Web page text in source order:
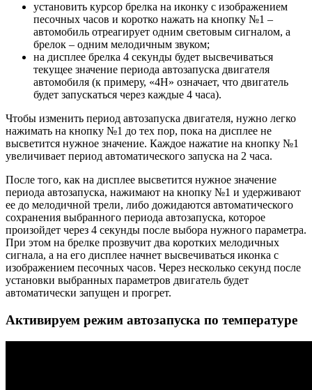
установить курсор брелка на иконку с изображением
песочных часов и коротко нажать на кнопку №1 –
автомобиль отреагирует одним световым сигналом, а
брелок – одним мелодичным звуком;
на дисплее брелка 4 секунды будет высвечиваться
текущее значение периода автозапуска двигателя
автомобиля (к примеру, «4Н» означает, что двигатель
будет запускаться через каждые 4 часа).
Чтобы изменить период автозапуска двигателя, нужно легко
нажимать на кнопку №1 до тех пор, пока на дисплее не
высветится нужное значение. Каждое нажатие на кнопку №1
увеличивает период автоматического запуска на 2 часа.
После того, как на дисплее высветится нужное значение
периода автозапуска, нажимают на кнопку №1 и удерживают
ее до мелодичной трели, либо дожидаются автоматического
сохранения выбранного периода автозапуска, которое
произойдет через 4 секунды после выбора нужного параметра.
При этом на брелке прозвучит два коротких мелодичных
сигнала, а на его дисплее начнет высвечиваться иконка с
изображением песочных часов. Через несколько секунд после
установки выбранных параметров двигатель будет
автоматически запущен и прогрет.
Активируем режим автозапуска по температуре